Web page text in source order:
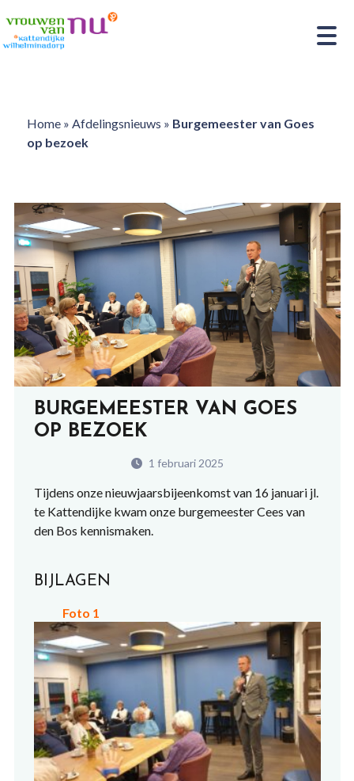
Home» Afdelingsnieuws » Burgemeester van Goes
op bezoek
BURGEMEESTER VAN GOES
OP BEZOEK
1 februari 2025
Tijdens onze nieuwjaarsbijeenkomst van 16 januari jl.
te Kattendijke kwam onze burgemeester Cees van
den Bos kennismaken.
BIJLAGEN
Foto 1